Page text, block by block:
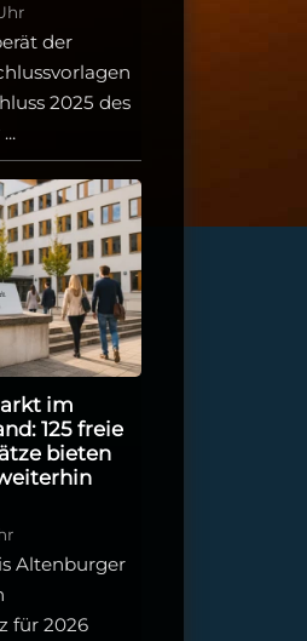
der
2025 des
im
125 freie
bieten
Altenburger
für 2026